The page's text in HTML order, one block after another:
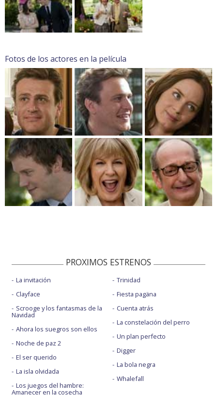
Fotos de los actores en la película
PROXIMOS ESTRENOS
La invitación
Clayface
Scrooge y los fantasmas de la
Navidad
Ahora los suegros son ellos
Noche de paz 2
El ser querido
La isla olvidada
Los juegos del hambre:
Amanecer en la cosecha
Trinidad
Fiesta pagäna
Cuenta atrás
La constelación del perro
Un plan perfecto
Digger
La bola negra
Whalefall